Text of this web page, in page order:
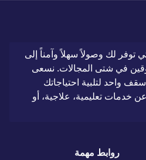
توفر لك وصولاً سهلاً وآمناً إلى
في شتى المجالات. نسعى
واحد لتلبية احتياجاتك
خدمات تعليمية، علاجية، أو
روابط مهمة